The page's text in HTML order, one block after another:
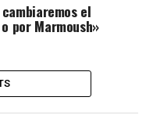
el
por Marmoush»